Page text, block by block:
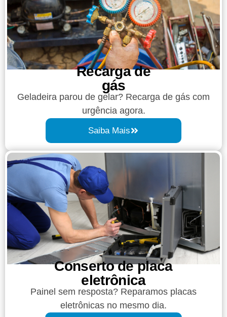
Recarga de
gás
Geladeira parou de gelar? Recarga de gás com
urgência agora.
Saiba Mais
Conserto de placa
eletrônica
Painel sem resposta? Reparamos placas
eletrônicas no mesmo dia.